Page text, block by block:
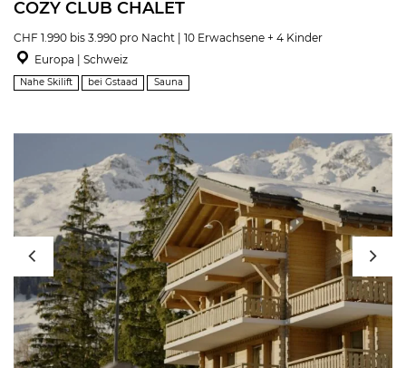
COZY CLUB CHALET
CHF 1.990 bis 3.990 pro Nacht | 10 Erwachsene + 4 Kinder
Europa | Schweiz
Nahe Skilift bei Gstaad Sauna